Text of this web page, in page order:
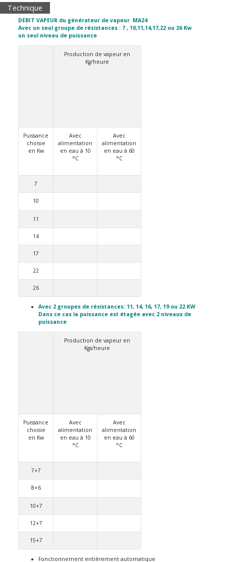
Technique
DEBIT VAPEUR du générateur de vapeur MA24
Avec un seul groupe de résistances : 7 , 10,11,14,17,22 ou 26 Kw
un seul niveau de puissance
Production de vapeur en
Kg/heure
Puissance
choisie
en Kw
Avec
alimentation
en eau à 10
°C
Avec
alimentation
en eau à 60
°C
7
10
11
14
17
22
26
Avec 2 groupes de résistances: 11, 14, 16, 17, 19 ou 22 KW
Dans ce cas la puissance est étagée avec 2 niveaux de
puissance
Production de vapeur en
Kgs/heure
Puissance
choisie
en Kw
Avec
alimentation
en eau à 10
°C
Avec
alimentation
en eau à 60
°C
7+7
8+6
10+7
12+7
15+7
Fonctionnement entièrement automatique